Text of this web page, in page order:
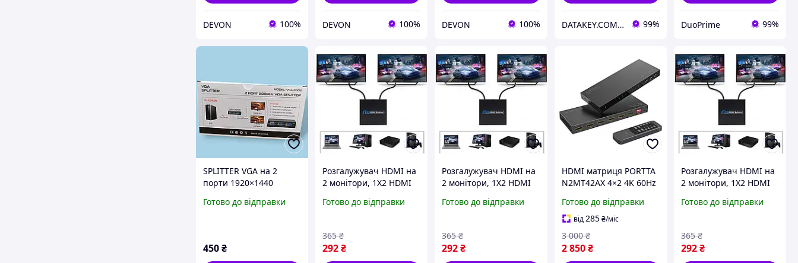
DEVON 100% DEVON 100% DEVON 100% DATAKEY.COM.UA 99% DuoPrime 99%
SPLITTER VGA на 2
порти 1920×1440
Готово до відправки
450₴
Розгалужувач HDMI на
2 монітори, 1X2 HDMI
сплітер hdmi на 2
хаб
Готово до відправки
292₴
365 ₴
Розгалужувач HDMI на
2 монітори, 1X2 HDMI
сплітер hdmi на 2
хаб
Готово до відправки
292₴
365 ₴
HDMI матриця PORTTA
N2MT42AX 4×2 4K 60Hz
аудіоекстрактором
Toslink/3.5 мм та EDID
Готово до відправки
від285 ₴/міс
2 850 ₴
3 000 ₴
Розгалужувач HDMI на
2 монітори, 1X2 HDMI
сплітер hdmi на 2
хаб
Готово до відправки
292₴
365 ₴